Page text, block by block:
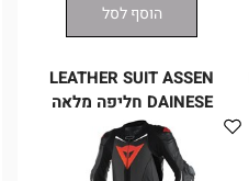
הוסף לסל
LEATHER SUIT ASSEN
DAINESE חליפה מלאה